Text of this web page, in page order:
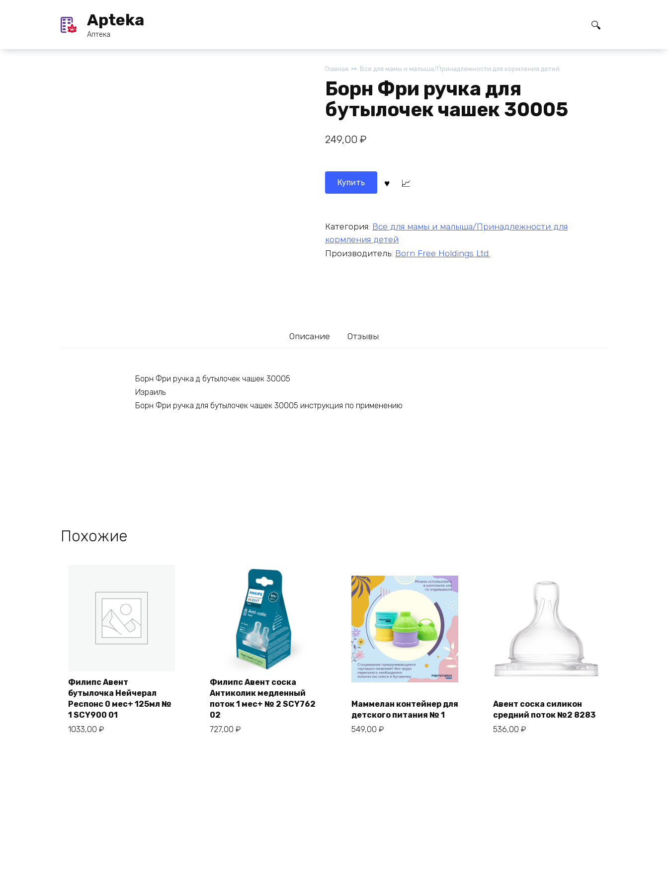
Apteka
Аптека
Главная Все для мамы и малыша/Принадлежности для кормления детей
Борн Фри ручка для
бутылочек чашек 30005
249,00 ₽
Купить
Категория: Все для мамы и малыша/Принадлежности для
кормления детей
Производитель: Born Free Holdings Ltd.
Описание Отзывы
Борн Фри ручка д бутылочек чашек 30005
Израиль
Борн Фри ручка для бутылочек чашек 30005 инструкция по применению
Похожие
Филипс Авент
бутылочка Нейчерал
Респонс 0 мес+ 125мл №
1 SCY900 01
1033,00 ₽
Филипс Авент соска
Антиколик медленный
поток 1 мес+ № 2 SCY762
02
727,00 ₽
Маммелан контейнер для
детского питания № 1
549,00 ₽
Авент соска силикон
средний поток №2 8283
536,00 ₽